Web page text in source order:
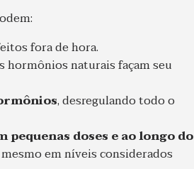
fora de hora.
hormônios naturais façam seu
, desregulando todo o
pequenas doses e ao longo do
em níveis considerados